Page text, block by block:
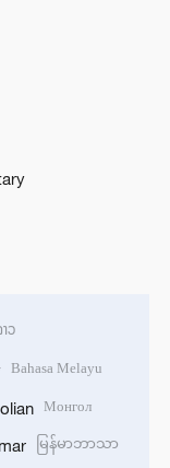
ວ
Bahasa Melayu
Монгол
မြန်မာဘာသာ